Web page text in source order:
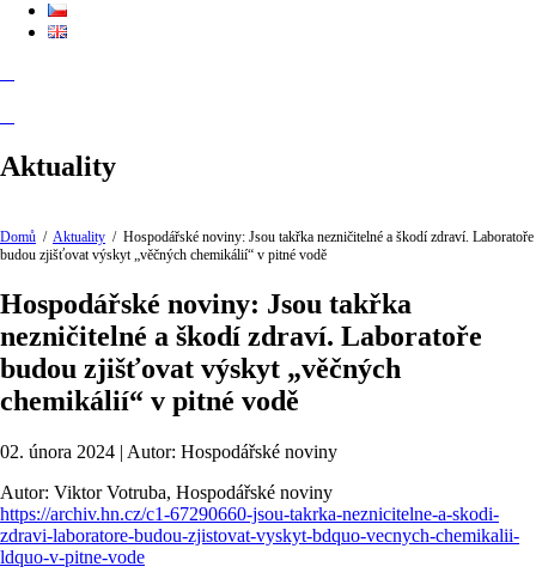
Aktuality
Domů / Aktuality / Hospodářské noviny: Jsou takřka nezničitelné a škodí zdraví. Laboratoře
budou zjišťovat výskyt „věčných chemikálií“ v pitné vodě
Hospodářské noviny: Jsou takřka
nezničitelné a škodí zdraví. Laboratoře
budou zjišťovat výskyt „věčných
chemikálií“ v pitné vodě
02. února 2024 | Autor: Hospodářské noviny
Autor: Viktor Votruba, Hospodářské noviny
https://archiv.hn.cz/c1-67290660-jsou-takrka-neznicitelne-a-skodi-
zdravi-laboratore-budou-zjistovat-vyskyt-bdquo-vecnych-chemikalii-
ldquo-v-pitne-vode